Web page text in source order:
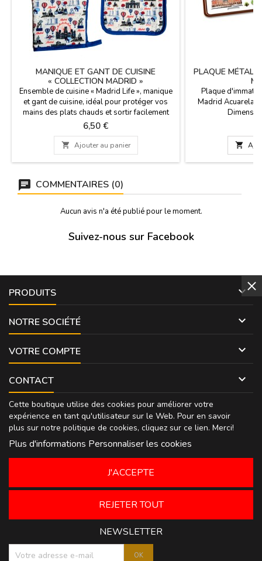
MANIQUE ET GANT DE CUISINE
« COLLECTION MADRID »
Ensemble de cuisine « Madrid Life », manique
et gant de cuisine, idéal pour protéger vos
mains des plats chauds et sortir facilement
les aliments du four. Apportez une touche de
modernité et de fantaisie à votre cuisine avec
l'esprit madrilène ! Cet ensemble manique et
gant de cuisine capture l'énergie vibrante de
la capitale grâce à un motif répétitif...
Prix
6,50 €
 Ajouter au panier
PLAQUE
Plaque
Madrid Acuarela

COMMENTAIRES (0)
Aucun avis n'a été publié pour le moment.
Suivez-nous sur Facebook
PRODUITS 
NOTRE SOCIÉTÉ 
VOTRE COMPTE 
CONTACT 
Cette boutique utilise des cookies pour améliorer votre
expérience en tant qu'utilisateur sur le Web. Pour en savoir
plus sur notre politique de cookies, cliquez sur ce lien. Merci!
Plus d'informations Personnaliser les cookies
REJETER TOUT
J'ACCEPTE
NEWSLETTER